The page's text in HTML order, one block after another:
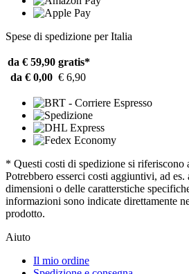
Spese di spedizione per Italia
da € 59,90 gratis*
da € 0,00 € 6,90
* Questi costi di spedizione si riferiscono
Potrebbero esserci costi aggiuntivi, ad es.
dimensioni o delle caratterstiche
informazioni sono indicate direttamente
prodotto.
Aiuto
Il mio ordine